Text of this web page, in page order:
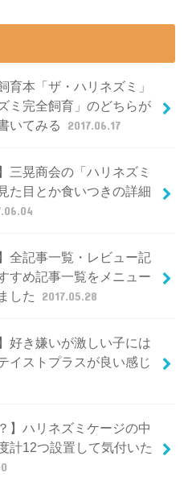
育本「ザ・ハリネズミ」
ミ完全飼育」のどちらが
いてみる
2017.06.17
三晃商会の「ハリネズミ
た目とか食いつきの詳細
全記事一覧・レビュー記
すめ記事一覧をメニュー
した
2017.05.28
好き嫌いが激しい子には
イストプラスが良い感じ
】ハリネズミケージの中
計12つ設置して気付いた